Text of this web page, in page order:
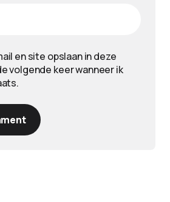
en site opslaan in deze
volgende keer wanneer ik